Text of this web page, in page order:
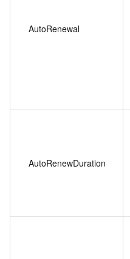
AutoRenewal
AutoRenewDuration